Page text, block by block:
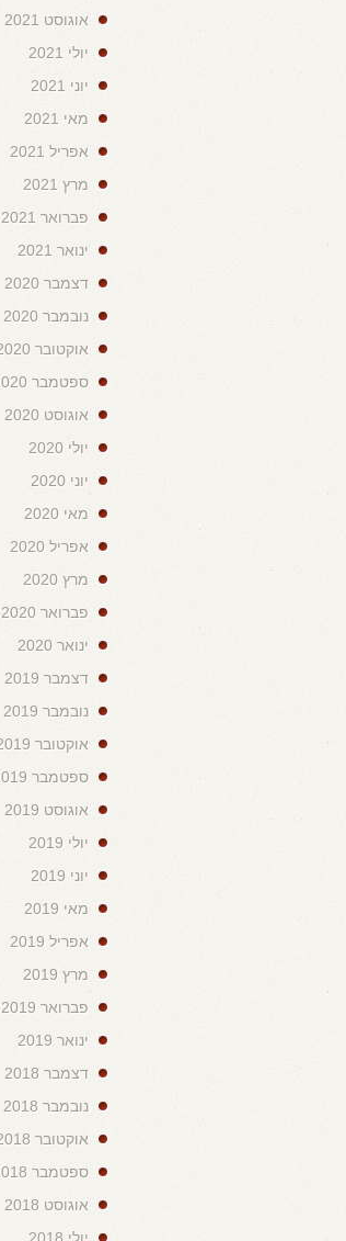
אוגוסט 2021
יולי 2021
יוני 2021
מאי 2021
אפריל 2021
מרץ 2021
פברואר 2021
ינואר 2021
דצמבר 2020
נובמבר 2020
אוקטובר 2020
ספטמבר 2020
אוגוסט 2020
יולי 2020
יוני 2020
מאי 2020
אפריל 2020
מרץ 2020
פברואר 2020
ינואר 2020
דצמבר 2019
נובמבר 2019
אוקטובר 2019
ספטמבר 2019
אוגוסט 2019
יולי 2019
יוני 2019
מאי 2019
אפריל 2019
מרץ 2019
פברואר 2019
ינואר 2019
דצמבר 2018
נובמבר 2018
אוקטובר 2018
ספטמבר 2018
אוגוסט 2018